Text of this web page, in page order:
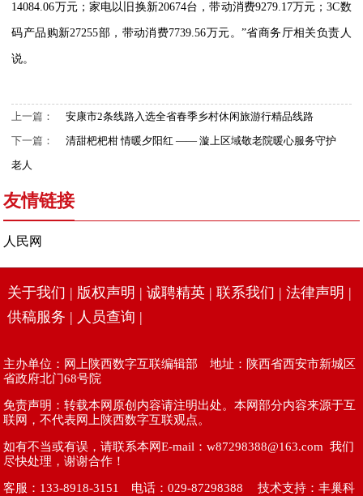
14084.06万元；家电以旧换新20674台，带动消费9279.17万元；3C数
码产品购新27255部，带动消费7739.56万元。”省商务厅相关负责人
说。
上一篇：
安康市2条线路入选全省春季乡村休闲旅游行精品线路
下一篇：
清甜杷杷柑 情暖夕阳红 —— 漩上区域敬老院暖心服务守护
老人
友情链接
人民网
关于我们 | 版权声明 | 诚聘精英 | 联系我们 | 法律声明 |
供稿服务 | 人员查询 |
主办单位：网上陕西数字互联编辑部 地址：陕西省西安市新城区
省政府北门68号院
免责声明：转载本网原创内容请注明出处。本网部分内容来源于互
联网，不代表网上陕西数字互联观点。
如有不当或有误，请联系本网E-mail：w87298388@163.com 我们
尽快处理，谢谢合作！
客服：133-8918-3151 电话：029-87298388 技术支持： 丰巢科